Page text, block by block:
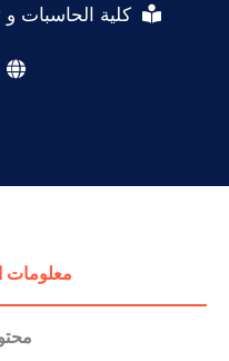
كلية الحاسبات و
معلومات